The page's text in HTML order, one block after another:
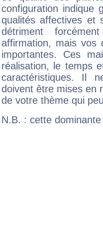
configuration indique
qualités affectives et
détriment
affirmation, mais
importantes. Ces
réalisation, le temps
caractéristiques. Il
doivent être mises en
de votre thème qui
N.B. : cette